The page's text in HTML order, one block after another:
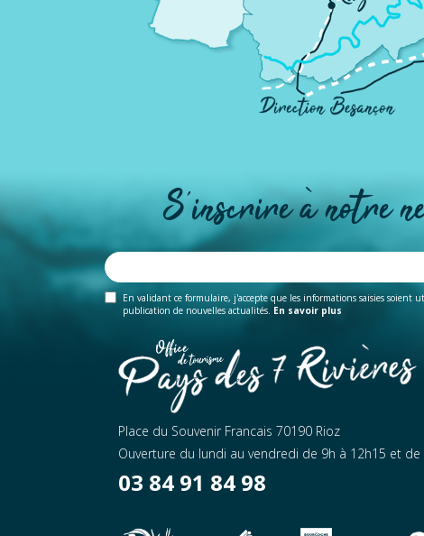
S'inscrire à notre
En validant ce formulaire, j'accepte que les informations saisies soient
publication de nouvelles actualités. En savoir plus
Place du Souvenir Francais 70190 Rioz
Ouverture du lundi au vendredi de 9h à 12h15 et de
03 84 91 84 98